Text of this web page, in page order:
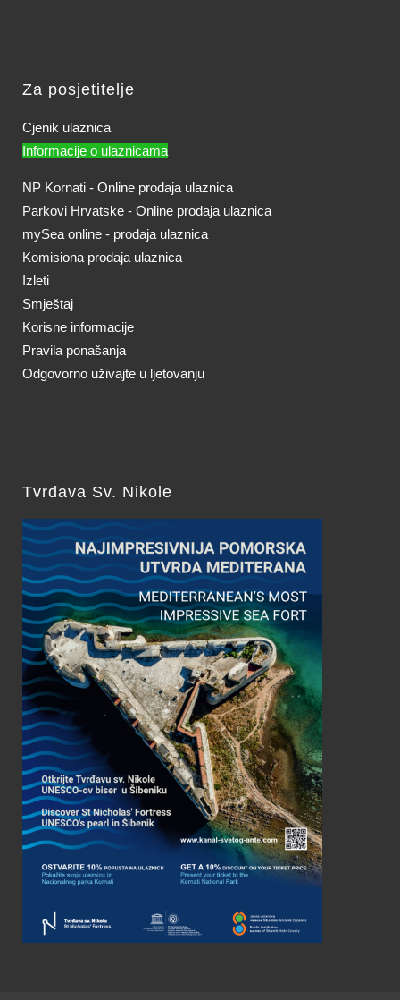
Za posjetitelje
Cjenik ulaznica
Informacije o ulaznicama
NP Kornati - Online prodaja ulaznica
Parkovi Hrvatske - Online prodaja ulaznica
mySea online - prodaja ulaznica
Komisiona prodaja ulaznica
Izleti
Smještaj
Korisne informacije
Pravila ponašanja
Odgovorno uživajte u ljetovanju
Tvrđava Sv. Nikole